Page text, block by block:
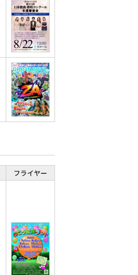
フライヤー